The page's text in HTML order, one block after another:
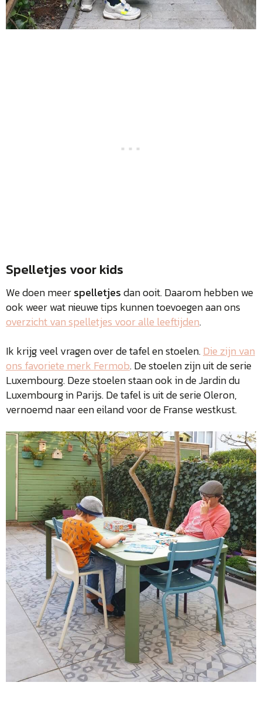
Spelletjes voor kids
We doen meerspelletjesdan ooit. Daarom hebben we
ook weer wat nieuwe tips kunnen toevoegen aan ons
overzicht van spelletjes voor alle leeftijden.
Ik krijg veel vragen over de tafel en stoelen.Die zijn van
ons favoriete merk Fermob. De stoelen zijn uit de serie
Luxembourg. Deze stoelen staan ook in de Jardin du
Luxembourg in Parijs. De tafel is uit de serie Oleron,
vernoemd naar een eiland voor de Franse westkust.